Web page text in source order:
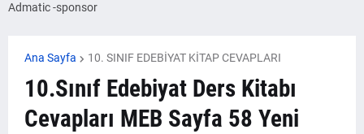
Admatic -sponsor
Ana Sayfa 10. SINIF EDEBİYAT KİTAP CEVAPLARI
10.Sınıf Edebiyat Ders Kitabı
Cevapları MEB Sayfa 58 Yeni